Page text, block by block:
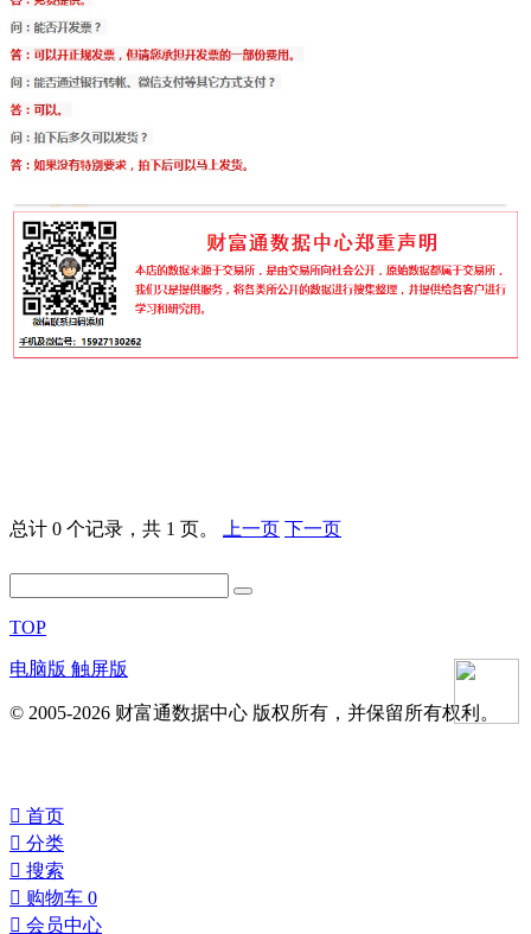
总计 0 个记录，共 1 页。 上一页 下一页
TOP
电脑版 触屏版
© 2005-2026 财富通数据中心 版权所有，并保留所有权利。
󰀁 首页
󰀂 分类
󰀃 搜索
󰀄 购物车 0
󰀅 会员中心